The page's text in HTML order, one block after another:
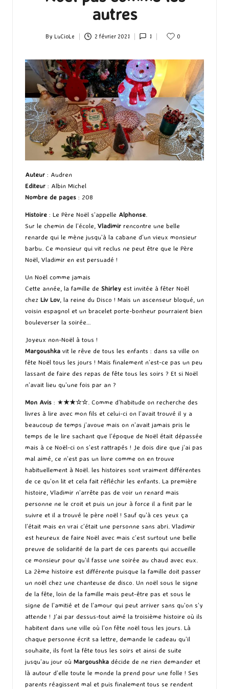
autres
Posted
By LuCioLe 2 février 2021 1 0
Auteur : Audren
Editeur : Albin Michel
Nombre de pages : 208
Histoire : Le Père Noël s’appelle Alphonse.
Sur le chemin de l’école, Vladimir rencontre une belle
renarde qui le mène jusqu’à la cabane d’un vieux monsieur
barbu. Ce monsieur qui vit reclus ne peut être que le Père
Noël, Vladimir en est persuadé !
Un Noël comme jamais
Cette année, la famille de Shirley est invitée à fêter Noël
chez Liv Lov, la reine du Disco ! Mais un ascenseur bloqué, un
voisin espagnol et un bracelet porte-bonheur pourraient bien
bouleverser la soirée…
Joyeux non-Noël à tous !
Margoushka vit le rêve de tous les enfants : dans sa ville on
fête Noël tous les jours ! Mais finalement n’est-ce pas un peu
lassant de faire des repas de fête tous les soirs ? Et si Noël
n’avait lieu qu’une fois par an ?
Mon Avis : ★★★☆☆. Comme d’habitude on recherche des
livres à lire avec mon fils et celui-ci on l’avait trouvé il y a
beaucoup de temps j’avoue mais on n’avait jamais pris le
temps de le lire sachant que l’époque de Noël était dépassée
mais à ce Noël-ci on s’est rattrapés ! Je dois dire que j’ai pas
mal aimé, ce n’est pas un livre comme on en trouve
habituellement à Noël. les histoires sont vraiment différentes
de ce qu’on lit et cela fait réfléchir les enfants. La première
histoire, Vladimir n’arrête pas de voir un renard mais
personne ne le croit et puis un jour à force il a finit par le
suivre et il a trouvé le père noël ! Sauf qu’à ces yeux ça
l’était mais en vrai c’était une personne sans abri. Vladimir
est heureux de faire Noël avec mais c’est surtout une belle
preuve de solidarité de la part de ces parents qui accueille
ce monsieur pour qu’il fasse une soirée au chaud avec eux.
La 2ème histoire est différente puisque la famille doit passer
un noël chez une chanteuse de disco. Un noël sous le signe
de la fête, loin de la famille mais peut-être pas et sous le
signe de l’amitié et de l’amour qui peut arriver sans qu’on s’y
attende ! J’ai par dessus-tout aimé la troisième histoire où ils
habitent dans une ville où l’on fête noël tous les jours. Là
chaque personne écrit sa lettre, demande le cadeau qu’il
souhaite, ils font la fête tous les soirs et ainsi de suite
jusqu’au jour où Margoushka décide de ne rien demander et
là autour d’elle toute le monde la prend pour une folle ! Ses
parents réagissent mal et puis finalement tous se rendent